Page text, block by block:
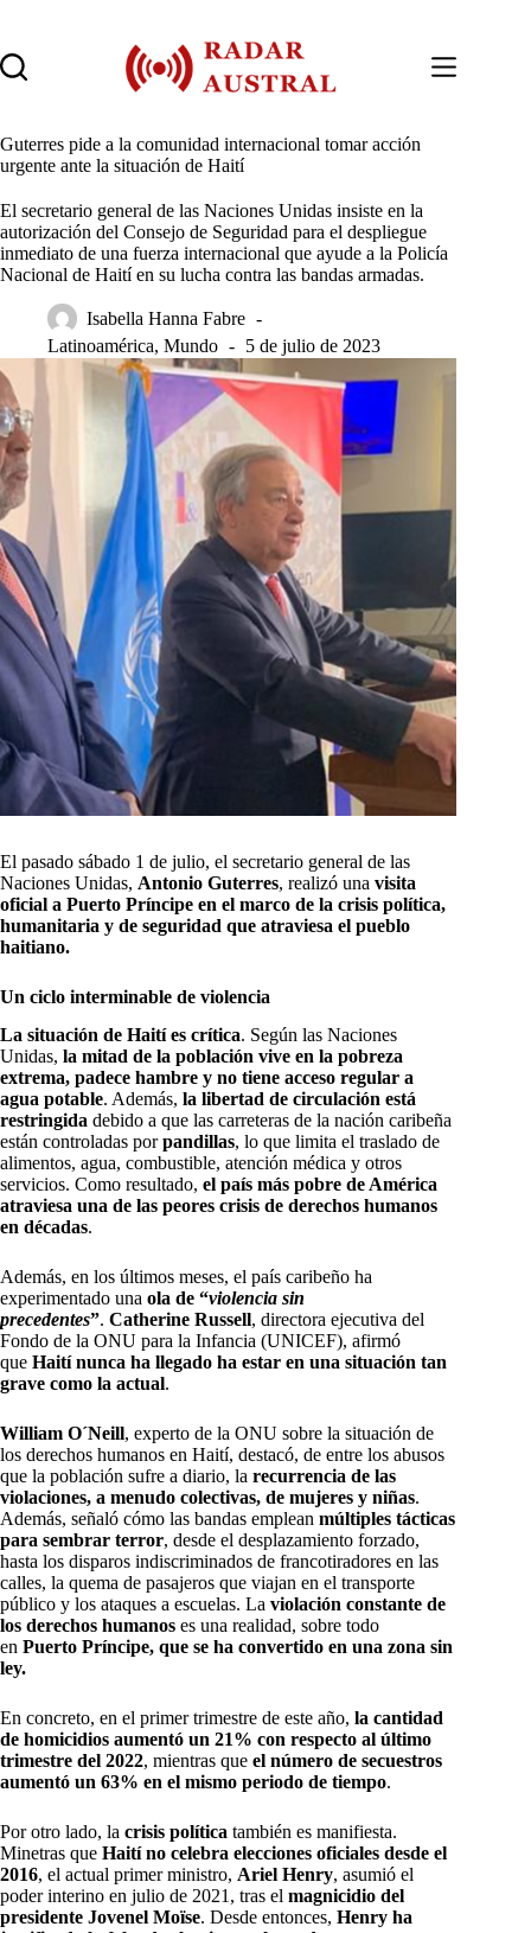
contenido
Guterres pide a la comunidad internacional tomar acción
urgente ante la situación de Haití
El secretario general de las Naciones Unidas insiste en la
autorización del Consejo de Seguridad para el despliegue
inmediato de una fuerza internacional que ayude a la Policía
Nacional de Haití en su lucha contra las bandas armadas.
Isabella Hanna Fabre
Latinoamérica, Mundo 5 de julio de 2023
El pasado sábado 1 de julio, el secretario general de las
Naciones Unidas, Antonio Guterres, realizó una visita
oficial a Puerto Príncipe en el marco de la crisis política,
humanitaria y de seguridad que atraviesa el pueblo
haitiano.
Un ciclo interminable de violencia
La situación de Haití es crítica. Según las Naciones
Unidas, la mitad de la población vive en la pobreza
extrema, padece hambre y no tiene acceso regular a
agua potable. Además, la libertad de circulación está
restringida debido a que las carreteras de la nación caribeña
están controladas porpandillas, lo que limita el traslado de
alimentos, agua, combustible, atención médica y otros
servicios. Como resultado, el país más pobre de América
atraviesa una de las peores crisis de derechos humanos
en décadas.
Además, en los últimos meses, el país caribeño ha
experimentado una ola de “violencia sin
precedentes”. Catherine Russell, directora ejecutiva del
Fondo de la ONU para la Infancia (UNICEF), afirmó
que Haití nunca ha llegado ha estar en una situación tan
grave como la actual.
William O´Neill, experto de la ONU sobre la situación de
los derechos humanos en Haití, destacó, de entre los abusos
que la población sufre a diario, la recurrencia de las
violaciones, a menudo colectivas, de mujeres y niñas.
Además, señaló cómo las bandas emplean múltiples tácticas
para sembrar terror, desde el desplazamiento forzado,
hasta los disparos indiscriminados de francotiradores en las
calles, la quema de pasajeros que viajan en el transporte
público y los ataques a escuelas. La violación constante de
los derechos humanos es una realidad, sobre todo
en Puerto Príncipe, que se ha convertido en una zona sin
ley.
En concreto, en el primer trimestre de este año, la cantidad
de homicidios aumentó un 21% con respecto al último
trimestre del 2022, mientras que el número de secuestros
aumentó un 63% en el mismo periodo de tiempo.
Por otro lado, la crisis política también es manifiesta.
Minetras que Haití no celebra elecciones oficiales desde el
2016, el actual primer ministro, Ariel Henry, asumió el
poder interino en julio de 2021, tras el magnicidio del
presidente Jovenel Moïse. Desde entonces, Henry ha